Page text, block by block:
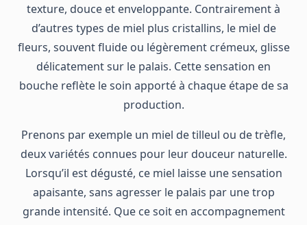
texture, douce et enveloppante. Contrairement à
d’autres types de miel plus cristallins, le miel de
fleurs, souvent fluide ou légèrement crémeux, glisse
délicatement sur le palais. Cette sensation en
bouche reflète le soin apporté à chaque étape de sa
production.
Prenons par exemple un miel de tilleul ou de trèfle,
deux variétés connues pour leur douceur naturelle.
Lorsqu’il est dégusté, ce miel laisse une sensation
apaisante, sans agresser le palais par une trop
grande intensité. Que ce soit en accompagnement